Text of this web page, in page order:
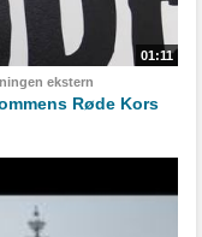
01:11
ekstern
Røde Kors